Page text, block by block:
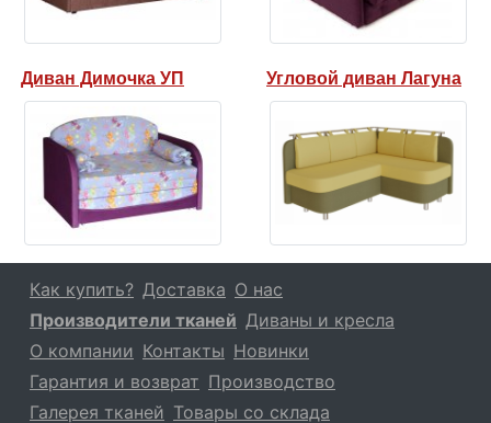
Диван Димочка УП Угловой диван Лагуна
Как купить? Доставка О нас
Производители тканей Диваны и кресла
О компании Контакты Новинки
Гарантия и возврат Производство
Галерея тканей Товары со склада